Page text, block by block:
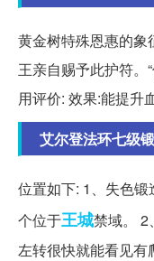
黄金树特殊恩惠的
王亲自赐予此护符。
用评价: 效果:能提升
艾尔登法环七级
位置如下: 1、失色
个位于王城禁域。 2
左转很快就能看见有